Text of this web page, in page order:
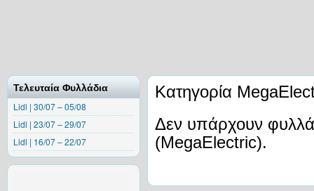
Τελευταία Φυλλάδια
Lidl | 30/07 – 05/08
Lidl | 23/07 – 29/07
Lidl | 16/07 – 22/07
Κατηγορία
Δεν υπάρχουν
(MegaElectric).